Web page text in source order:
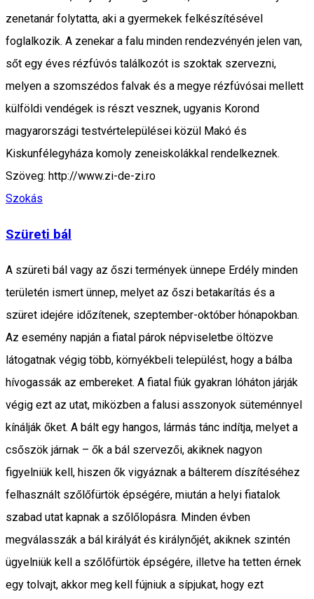
zenetanár folytatta, aki a gyermekek felkészítésével
foglalkozik. A zenekar a falu minden rendezvényén jelen van,
sőt egy éves rézfúvós találkozót is szoktak szervezni,
melyen a szomszédos falvak és a megye rézfúvósai mellett
külföldi vendégek is részt vesznek, ugyanis Korond
magyarországi testvértelepülései közül Makó és
Kiskunfélegyháza komoly zeneiskolákkal rendelkeznek.
Szöveg: http://www.zi-de-zi.ro
Szokás
Szüreti bál
A szüreti bál vagy az őszi termények ünnepe Erdély minden
területén ismert ünnep, melyet az őszi betakarítás és a
szüret idejére időzítenek, szeptember-október hónapokban.
Az esemény napján a fiatal párok népviseletbe öltözve
látogatnak végig több, környékbeli települést, hogy a bálba
hívogassák az embereket. A fiatal fiúk gyakran lóháton járják
végig ezt az utat, miközben a falusi asszonyok süteménnyel
kínálják őket. A bált egy hangos, lármás tánc indítja, melyet a
csőszök járnak – ők a bál szervezői, akiknek nagyon
figyelniük kell, hiszen ők vigyáznak a bálterem díszítéséhez
felhasznált szőlőfürtök épségére, miután a helyi fiatalok
szabad utat kapnak a szőlőlopásra. Minden évben
megválasszák a bál királyát és királynőjét, akiknek szintén
ügyelniük kell a szőlőfürtök épségére, illetve ha tetten érnek
egy tolvajt, akkor meg kell fújniuk a sípjukat, hogy ezt